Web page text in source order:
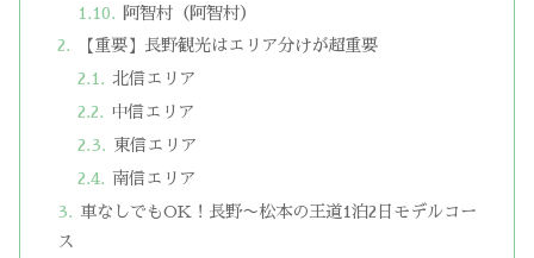
阿智村（阿智村）
【重要】長野観光はエリア分けが超重要
北信エリア
中信エリア
東信エリア
南信エリア
車なしでもOK！長野〜松本の王道1泊2日モデルコー
ス